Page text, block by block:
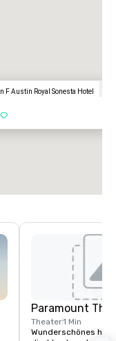
F Austin Royal Sonesta Hotel
Paramount
Theater1 Min
Wunderschönes